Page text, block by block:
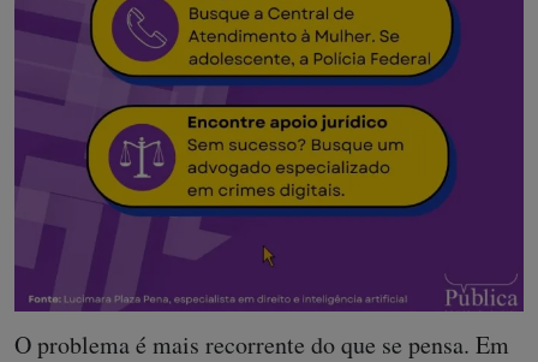
O problema é mais recorrente do que se pensa. Em